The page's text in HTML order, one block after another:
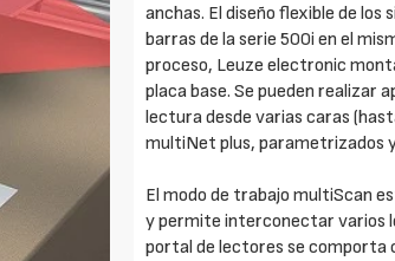
anchas. El diseño flexible de
barras de la serie 500i en el
proceso, Leuze electronic
placa base. Se pueden realizar
lectura desde varias caras
multiNet plus, parametrizados
El modo de trabajo multiScan
y permite interconectar varios
portal de lectores se comporta